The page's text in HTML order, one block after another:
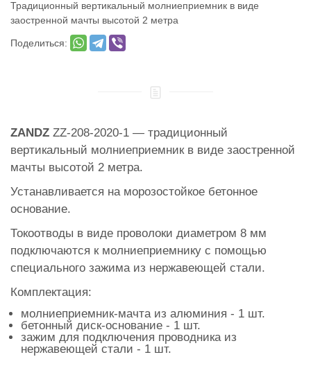
Традиционный вертикальный молниеприемник в виде
заостренной мачты высотой 2 метра
Поделиться:
ZANDZ ZZ-208-2020-1 — традиционный
вертикальный молниеприемник в виде заостренной
мачты высотой 2 метра.
Устанавливается на морозостойкое бетонное
основание.
Токоотводы в виде проволоки диаметром 8 мм
подключаются к молниеприемнику с помощью
специального зажима из нержавеющей стали.
Комплектация:
молниеприемник-мачта из алюминия - 1 шт.
бетонный диск-основание - 1 шт.
зажим для подключения проводника из
нержавеющей стали - 1 шт.